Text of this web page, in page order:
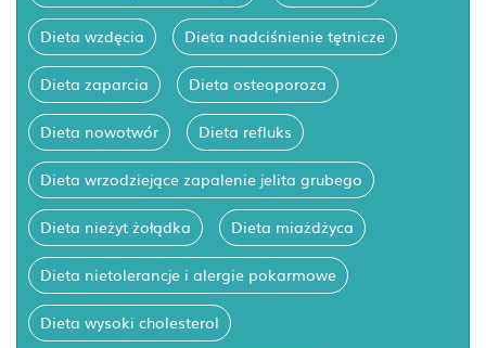
Dieta wzdęcia Dieta nadciśnienie tętnicze
Dieta zaparcia Dieta osteoporoza
Dieta nowotwór Dieta refluks
Dieta wrzodziejące zapalenie jelita grubego
Dieta nieżyt żołądka Dieta miażdżyca
Dieta nietolerancje i alergie pokarmowe
Dieta wysoki cholesterol